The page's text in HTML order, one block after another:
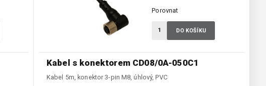
Kabel s konektorem CD08/0A-050C1
Kabel 5m, konektor 3-pin M8, úhlový, PVC
Porovnat
DO KOŠÍKU